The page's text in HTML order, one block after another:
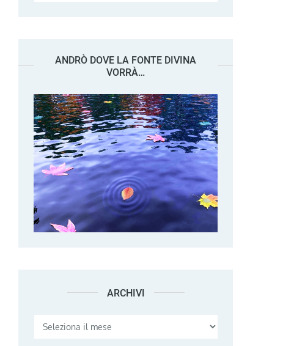
ANDRÒ DOVE LA FONTE DIVINA
VORRÀ…
ARCHIVI Archivi